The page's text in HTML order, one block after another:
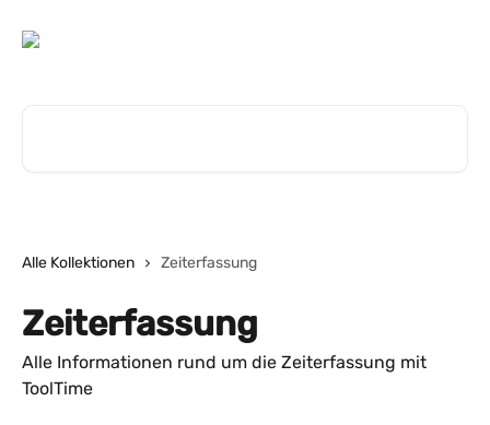
Alle Kollektionen Zeiterfassung
Zeiterfassung
Alle Informationen rund um die Zeiterfassung mit
ToolTime